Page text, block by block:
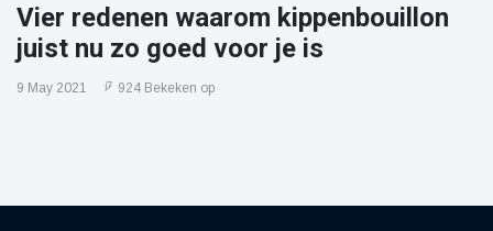
Vier redenen waarom kippenbouillon
juist nu zo goed voor je is
9 May 2021 924 Bekeken op